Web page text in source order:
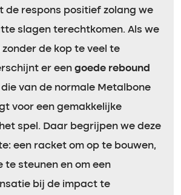
de respons positief zolang we
slagen terechtkomen. Als we
de kop te veel te
er een goede rebound
van de normale Metalbone
voor een gemakkelijke
spel. Daar begrijpen we deze
een racket om op te bouwen,
te steunen en om een
bij de impact te